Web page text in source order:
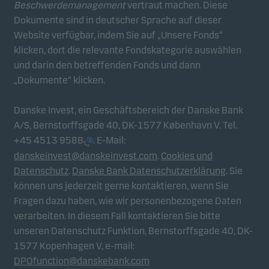
Beschwerdemanagementvertraut machen. Diese
Dokumente sind in deutscher Sprache auf dieser
Website verfügbar, indem Sie auf „Unsere Fonds“
klicken, dort die relevante Fondskategorie auswählen
und darin den betreffenden Fonds und dann
„Dokumente“ klicken.
Danske Invest, ein Geschäftsbereich der Danske Bank
A/S, Bernstorffsgade 40, DK-1577 København V. Tel.
+45 4513 9588
. E-Mail:
danskeinvest@danskeinvest.com. Cookies und
Datenschutz. Danske Bank Datenschutzerklärung. Sie
können uns jederzeit gerne kontaktieren, wenn Sie
Fragen dazu haben, wie wir personenbezogene Daten
verarbeiten. In diesem Fall kontaktieren Sie bitte
unseren Datenschutz Funktion, Bernstorffsgade 40, DK-
1577 Kopenhagen V, e-mail:
DPOfunction@danskebank.com
Analytische Cookies
Diese Cookies verwenden wir, um das Verhalten der
Benutzer unserer Websites auf aggregierter Ebene
nachzuverfolgen. So können wir die Leistung
Werbe-Cookies
Durch diese Cookies können wir Sie (Ihr Gerät)
identifizieren und Ihr Verhalten analysieren, um
Ihnen relevante Inhalte bereitzustellen.